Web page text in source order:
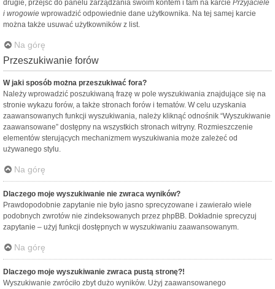
drugie, przejść do panelu zarządzania swoim kontem i tam na karcie Przyjaciele
i wrogowie wprowadzić odpowiednie dane użytkownika. Na tej samej karcie
można także usuwać użytkowników z list.
Na górę
Przeszukiwanie forów
W jaki sposób można przeszukiwać fora?
Należy wprowadzić poszukiwaną frazę w pole wyszukiwania znajdujące się na
stronie wykazu forów, a także stronach forów i tematów. W celu uzyskania
zaawansowanych funkcji wyszukiwania, należy kliknąć odnośnik “Wyszukiwanie
zaawansowane” dostępny na wszystkich stronach witryny. Rozmieszczenie
elementów sterujących mechanizmem wyszukiwania może zależeć od
używanego stylu.
Na górę
Dlaczego moje wyszukiwanie nie zwraca wyników?
Prawdopodobnie zapytanie nie było jasno sprecyzowane i zawierało wiele
podobnych zwrotów nie zindeksowanych przez phpBB. Dokładnie sprecyzuj
zapytanie – użyj funkcji dostępnych w wyszukiwaniu zaawansowanym.
Na górę
Dlaczego moje wyszukiwanie zwraca pustą stronę?!
Wyszukiwanie zwróciło zbyt dużo wyników. Użyj zaawansowanego